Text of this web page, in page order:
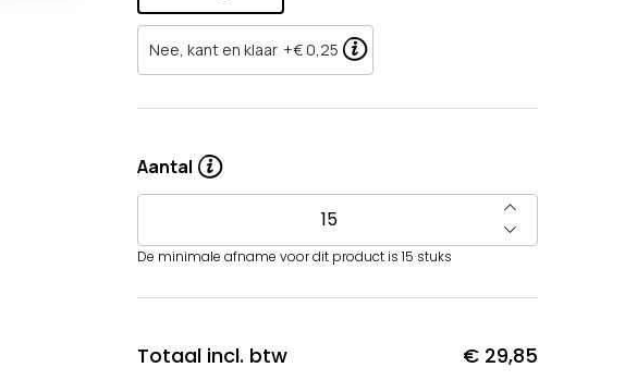
Nee, kant en klaar +€ 0,25
Aantal
De minimale afname voor dit product is 15 stuks
Totaal incl. btw € 29,85